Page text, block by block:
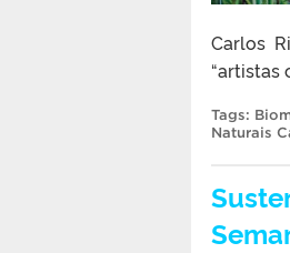
Carlos
“artistas
Tags:
Naturais